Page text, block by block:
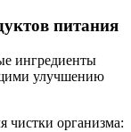
питания
ингредиенты
улучшению
чистки организма: